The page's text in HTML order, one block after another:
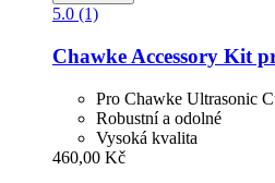
5.0 (1)
Chawke Accessory Kit
Pro Chawke Ultrasonic
Robustní a odolné
Vysoká kvalita
460,00 Kč